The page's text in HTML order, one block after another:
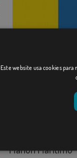
Mahón Marítimo
Este website usa cookies para